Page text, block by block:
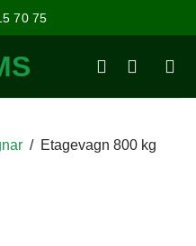
70 75
/ Etagevagn 800 kg